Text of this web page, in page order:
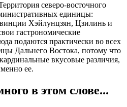
северо-восточного
единицы:
Хэйлунцзян, Цзилинь и
гастрономические
подаются практически во всех
Дальнего Востока, потому что
вкусовые различия,
ее.
в этом слове...